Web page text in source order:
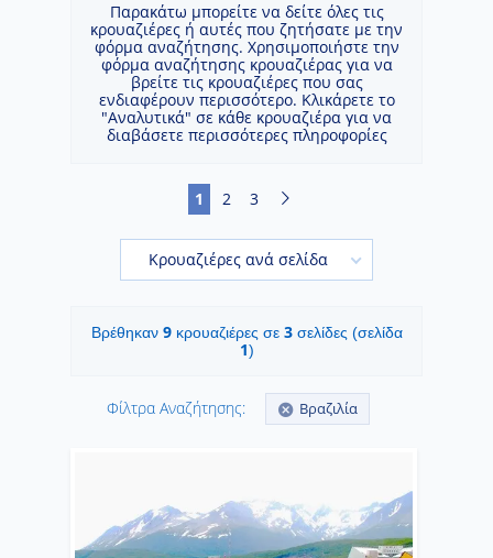
Παρακάτω μπορείτε να δείτε όλες τις
κρουαζιέρες ή αυτές που ζητήσατε με την
φόρμα αναζήτησης. Χρησιμοποιήστε την
φόρμα αναζήτησης κρουαζιέρας για να
βρείτε τις κρουαζιέρες που σας
ενδιαφέρουν περισσότερο. Κλικάρετε το
"Αναλυτικά" σε κάθε κρουαζιέρα για να
διαβάσετε περισσότερες πληροφορίες
1 2 3
Κρουαζιέρες ανά σελίδα
Βρέθηκαν 9κρουαζιέρες σε 3σελίδες (σελίδα
1)
Φίλτρα Αναζήτησης: Βραζιλία